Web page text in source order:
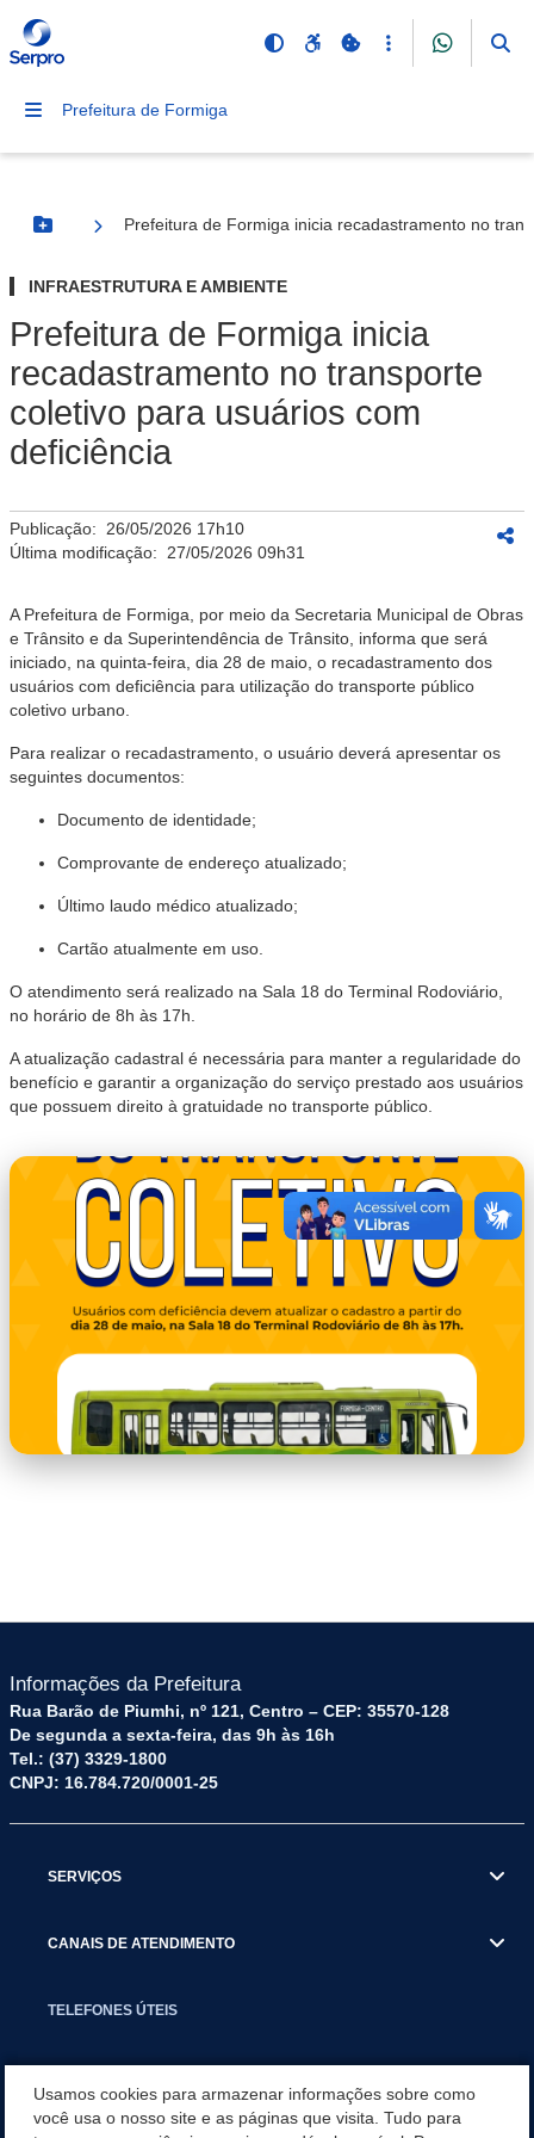
Prefeitura de Formiga
Botão Menu
Prefeitura de Formiga inicia recadastramento no
INFRAESTRUTURA E AMBIENTE
Prefeitura de Formiga inicia
recadastramento no transporte
coletivo para usuários com
deficiência
Publicação: 26/05/2026 17h10
Última modificação: 27/05/2026 09h31
A Prefeitura de Formiga, por meio da Secretaria Municipal de Obras
e Trânsito e da Superintendência de Trânsito, informa que será
iniciado, na quinta-feira, dia 28 de maio, o recadastramento dos
usuários com deficiência para utilização do transporte público
coletivo urbano.
Para realizar o recadastramento, o usuário deverá apresentar os
seguintes documentos:
Documento de identidade;
Comprovante de endereço atualizado;
Último laudo médico atualizado;
Cartão atualmente em uso.
O atendimento será realizado na Sala 18 do Terminal Rodoviário,
no horário de 8h às 17h.
A atualização cadastral é necessária para manter a regularidade do
benefício e garantir a organização do serviço prestado aos usuários
que possuem direito à gratuidade no transporte público.
Informações da Prefeitura
Rua Barão de Piumhi, nº 121, Centro – CEP: 35570-128
De segunda a sexta-feira, das 9h às 16h
Tel.: (37) 3329-1800
CNPJ: 16.784.720/0001-25
SERVIÇOS
CANAIS DE ATENDIMENTO
TELEFONES ÚTEIS
Usamos cookies para armazenar informações sobre como
você usa o nosso site e as páginas que visita. Tudo para